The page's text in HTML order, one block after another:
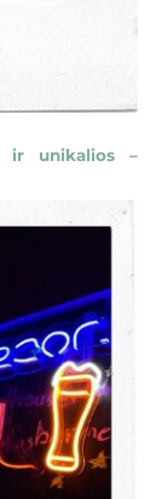
ir unikalios –